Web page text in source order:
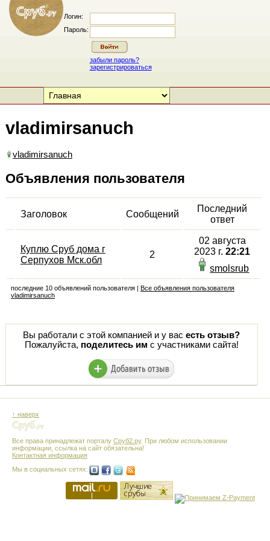
Логин:
Пароль:
забыли пароль?
зарегистрироваться
vladimirsanuch
vladimirsanuch
Объявления пользователя
Заголовок Сообщений
Последний
ответ
Куплю Сруб дома г
Серпухов Мск.обл
2
02 августа
2023 г.22:21
smolsrub
последние 10 объявлений пользователя | Все объявления пользователя
vladimirsanuch
Вы работали с этой компанией и у васесть отзыв?
Пожалуйста, поделитесь им с участниками сайта!
↑ наверх
Все права принадлежат порталу Сруб2.ру. При любом использовании
информации, ссылка на сайт обязательна!
Контактная информация
Мы в социальных сетях: